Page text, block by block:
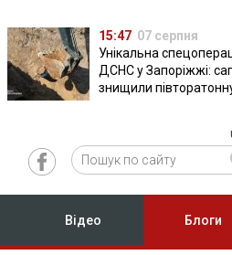
15:47 07 серпня
Унікальна
ДСНС у Запоріжжі:
знищили
Відео Блоги